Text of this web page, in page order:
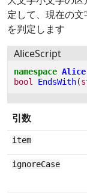
定して、現在の
を判定します
AliceScript
namespace Alice
bool
EndsWith(
引数
item
ignoreCase